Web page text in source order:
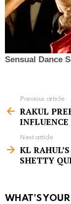
e
m
e
Previous article
RAKUL
Next article
KL
SHETTY
WHAT'S